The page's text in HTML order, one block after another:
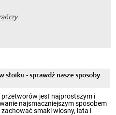
słoiku - sprawdź nasze sposoby
przetworów jest najprostszym i
najsmaczniejszym sposobem
zachować smaki wiosny, lata i